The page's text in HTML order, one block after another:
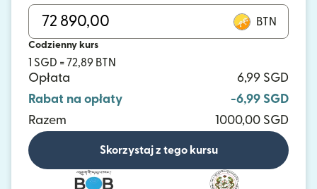
BTN
Codzienny kurs
1 SGD = 72,89 BTN
Opłata
6,99 SGD
Rabat na opłaty
-6,99 SGD
Razem
1000,00 SGD
Skorzystaj z tego kursu